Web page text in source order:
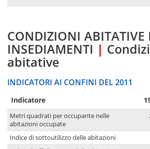
CONDIZIONI ABITATIVE
INSEDIAMENTI |
abitative
INDICATORI AI CONFINI DEL 2011
Indicatore
Metri quadrati per occupante nelle
abitazioni occupate
Indice di sottoutilizzo delle abitazioni